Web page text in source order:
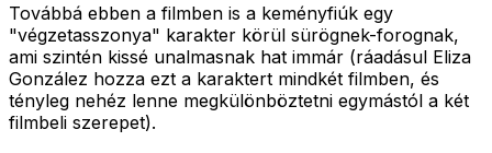
Továbbá ebben a filmben is a keményfiúk egy
"végzetasszonya" karakter körül sürögnek-forognak,
ami szintén kissé unalmasnak hat immár (ráadásul Eliza
González hozza ezt a karaktert mindkét filmben, és
tényleg nehéz lenne megkülönböztetni egymástól a két
filmbeli szerepet).